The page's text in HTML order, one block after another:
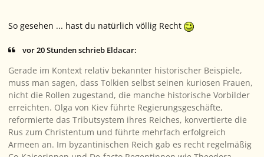
So gesehen ... hast du natürlich völlig Recht
vor 20 Stunden schrieb Eldacar:
Gerade im Kontext relativ bekannter historischer Beispiele,
muss man sagen, dass Tolkien selbst seinen kuriosen Frauen,
nicht die Rollen zugestand, die manche historische Vorbilder
erreichten. Olga von Kiev führte Regierungsgeschäfte,
reformierte das Tributsystem ihres Reiches, konvertierte die
Rus zum Christentum und führte mehrfach erfolgreich
Armeen an. Im byzantinischen Reich gab es recht regelmäßig